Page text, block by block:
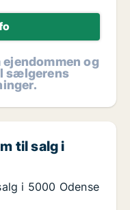
ejendommen og
sælgerens
til salg i
i 5000 Odense